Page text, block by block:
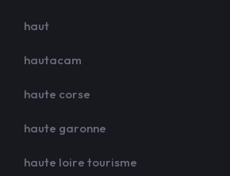
haut
hautacam
haute corse
haute garonne
haute loire tourisme